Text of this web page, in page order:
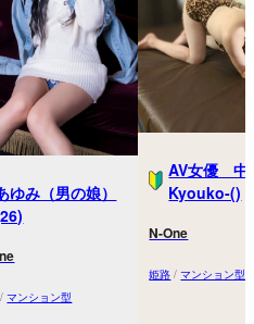
ゆみ（男の娘）
/マンション型
AV女優 中
Kyouko-()
N-One
姫路 /マンション型